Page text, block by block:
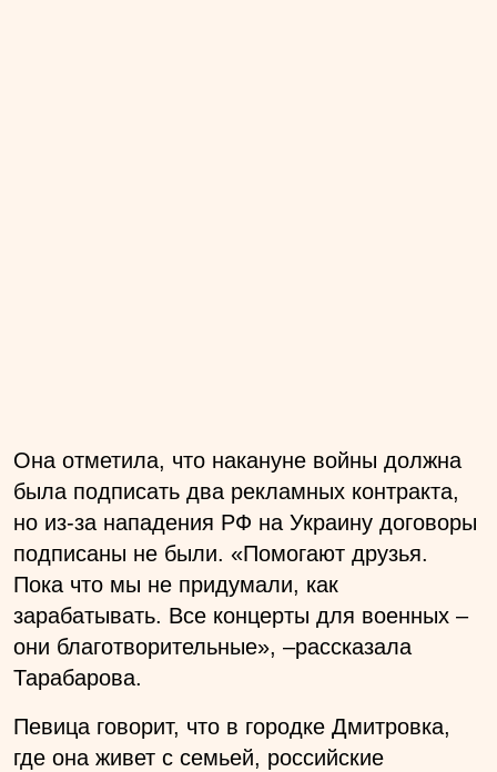
Она отметила, что накануне войны должна
была подписать два рекламных контракта,
но из-за нападения РФ на Украину договоры
подписаны не были. «Помогают друзья.
Пока что мы не придумали, как
зарабатывать. Все концерты для военных –
они благотворительные», –рассказала
Тарабарова.
Певица говорит, что в городке Дмитровка,
где она живет с семьей, российские